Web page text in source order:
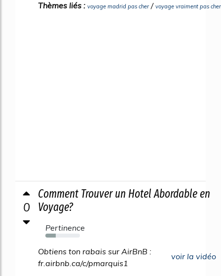
Thèmes liés : voyage madrid pas cher / voyage vraiment pas cher
0
Comment Trouver un Hotel Abordable en
Voyage?
Pertinence
30%
voir la vidéo
Obtiens ton rabais sur AirBnB :
fr.airbnb.ca/c/pmarquis1